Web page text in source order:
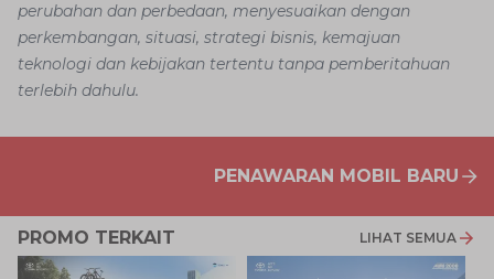
perubahan dan perbedaan, menyesuaikan dengan
perkembangan, situasi, strategi bisnis, kemajuan
teknologi dan kebijakan tertentu tanpa pemberitahuan
terlebih dahulu.
PENAWARAN MOBIL BARU
PROMO TERKAIT LIHAT SEMUA